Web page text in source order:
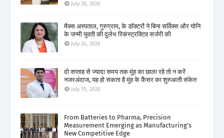
July 30, 2026
मैक्स अस्पताल, गुरुग्राम, के डॉक्टरों ने बिना सर्विक्स और योनि
के जन्मी युवती की दुर्लभ रिकंस्ट्रक्टिव सर्जरी की
July 24, 2026
दो सप्ताह से ज्यादा समय तक मुंह का छाला रहे तो न करें
नजरअंदाज, यह हो सकता है मुंह के कैंसर का शुरुआती संकेत
July 19, 2026
From Batteries to Pharma, Precision
Measurement Emerging as Manufacturing's
New Competitive Edge